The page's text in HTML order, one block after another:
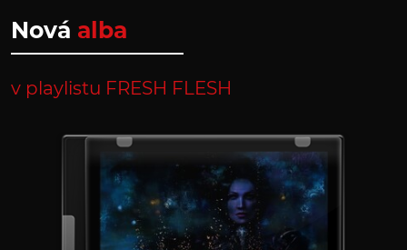
Nová alba
v playlistu FRESH FLESH